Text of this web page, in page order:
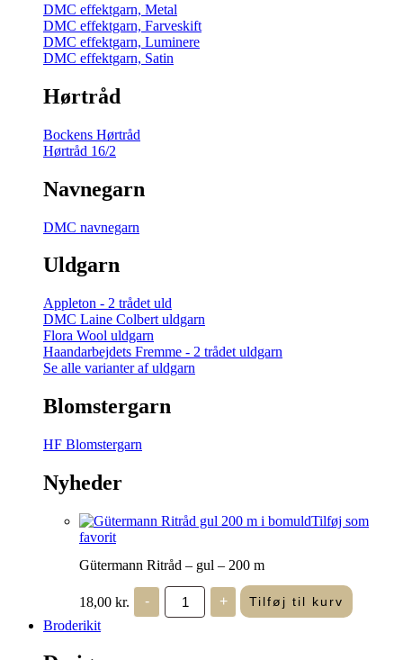
DMC effektgarn, Metal
DMC effektgarn, Farveskift
DMC effektgarn, Luminere
DMC effektgarn, Satin
Hørtråd
Bockens Hørtråd
Hørtråd 16/2
Navnegarn
DMC navnegarn
Uldgarn
Appleton - 2 trådet uld
DMC Laine Colbert uldgarn
Flora Wool uldgarn
Haandarbejdets Fremme - 2 trådet uldgarn
Se alle varianter af uldgarn
Blomstergarn
HF Blomstergarn
Nyheder
Tilføj som
favorit
Gütermann Ritråd – gul – 200 m
18,00 kr. -
Gütermann
Ritråd
-
+ Tilføj til kurv
Broderikit